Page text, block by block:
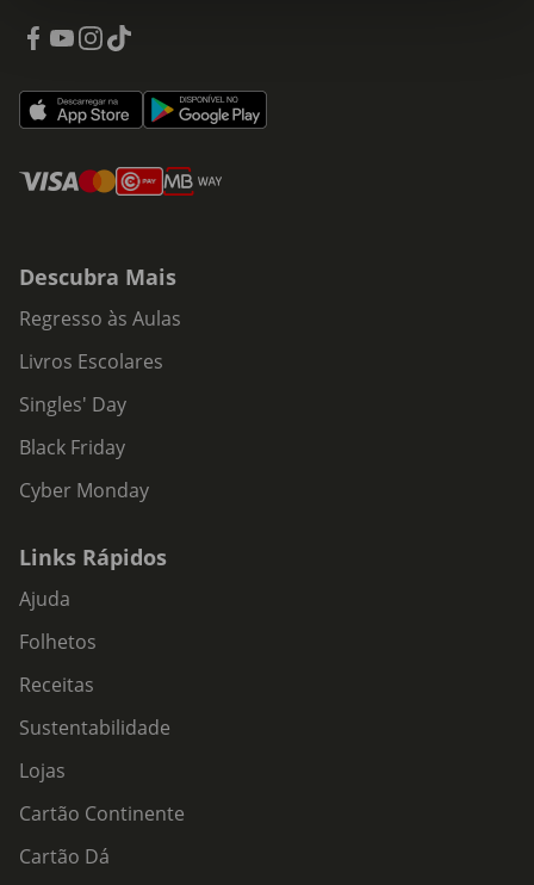
Descubra Mais
Regresso às Aulas
Livros Escolares
Singles' Day
Black Friday
Cyber Monday
Links Rápidos
Ajuda
Folhetos
Receitas
Sustentabilidade
Lojas
Cartão Continente
Cartão Dá